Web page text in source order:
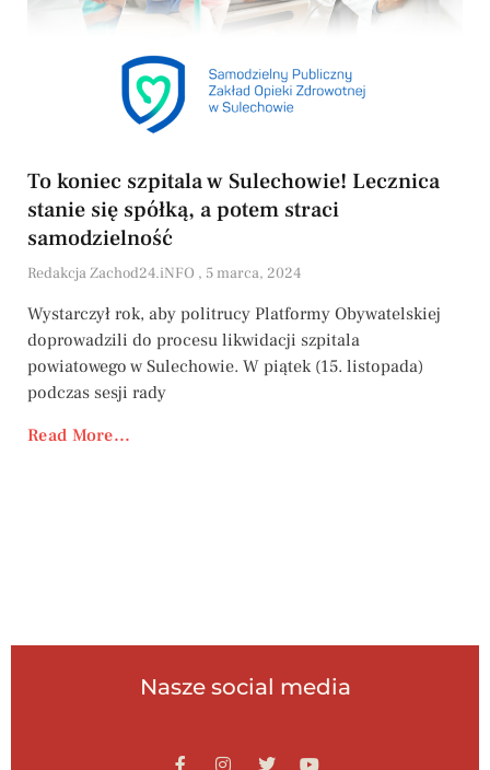
To koniec szpitala w Sulechowie! Lecznica
stanie się spółką, a potem straci
samodzielność
Redakcja Zachod24.iNFO 5 marca, 2024
Wystarczył rok, aby politrucy Platformy Obywatelskiej
doprowadzili do procesu likwidacji szpitala
powiatowego w Sulechowie. W piątek (15. listopada)
podczas sesji rady
Read More...
Nasze social media